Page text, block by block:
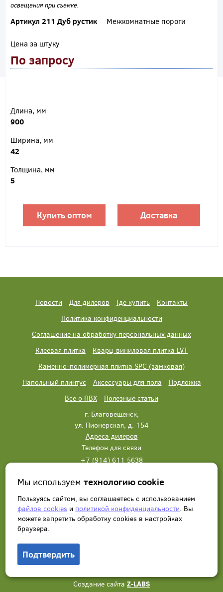
освещения при съемке.
Артикул 211 Дуб рустик Межкомнатные пороги
Цена за штуку
По запросу
Длина, мм
900
Ширина, мм
42
Толщина, мм
5
Купить оптом Доставка
Новости Для дилеров Где купить
Контакты
Политика конфиденциальности
Соглашение на обработку персональных данных
Клеевая плитка
Кварц-виниловая плитка LVT
Каменно-полимерная плитка SPC (замковая)
Напольный плинтус
Аксессуары для пола
Подложка
Все о ПВХ
Полезные статьи
г. Благовещенск,
ул. Пионерская, д. 154
Адреса дилеров
Телефон для связи
+7 (914) 611 5638
Написать нам Заказать звонок
Создание сайта Z-LABS
Мы используемтехнологию cookie
Пользуясь сайтом, вы соглашаетесь с использованием
файлов cookies и политикой конфиденциальности. Вы
можете запретить обработку сookies в настройках
браузера.
Подтвердить